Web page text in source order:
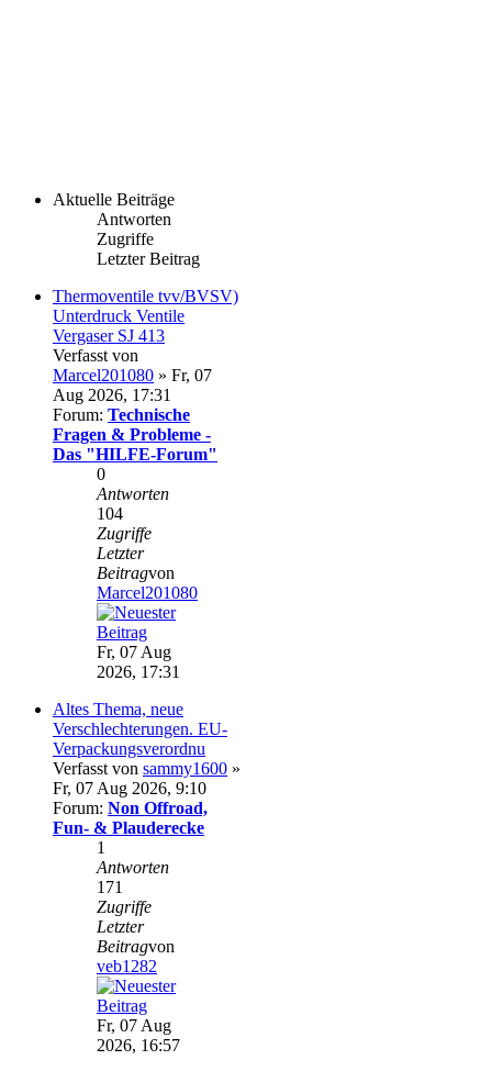
Aktuelle Beiträge
Antworten
Zugriffe
Letzter Beitrag
Thermoventile tvv/BVSV)
Unterdruck Ventile
Vergaser SJ 413
Verfasst von
Marcel201080 » Fr, 07
Aug 2026, 17:31
Forum: Technische
Fragen & Probleme -
Das "HILFE-Forum"
0
Antworten
104
Zugriffe
Letzter
Beitragvon
Marcel201080
Fr, 07 Aug
2026, 17:31
Altes Thema, neue
Verschlechterungen. EU-
Verpackungsverordnu
Verfasst von sammy1600 »
Fr, 07 Aug 2026, 9:10
Forum: Non Offroad,
Fun- & Plauderecke
1
Antworten
171
Zugriffe
Letzter
Beitragvon
veb1282
Fr, 07 Aug
2026, 16:57